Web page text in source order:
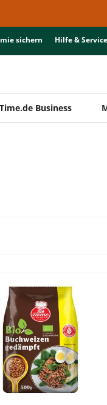
sichern Hilfe & Service
Business